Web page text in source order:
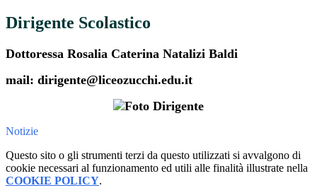
Dirigente Scolastico
Dottoressa Rosalia Caterina Natalizi Baldi
mail: dirigente@liceozucchi.edu.it
Notizie
Questo sito o gli strumenti terzi da questo utilizzati si avvalgono di
cookie necessari al funzionamento ed utili alle finalità illustrate nella
COOKIE POLICY.